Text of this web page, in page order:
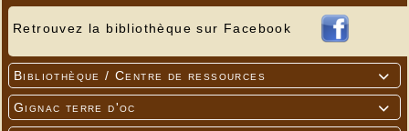
Retrouvez la bibliothèque sur Facebook

Bibliothèque / Centre de ressources

Gignac terre d'oc